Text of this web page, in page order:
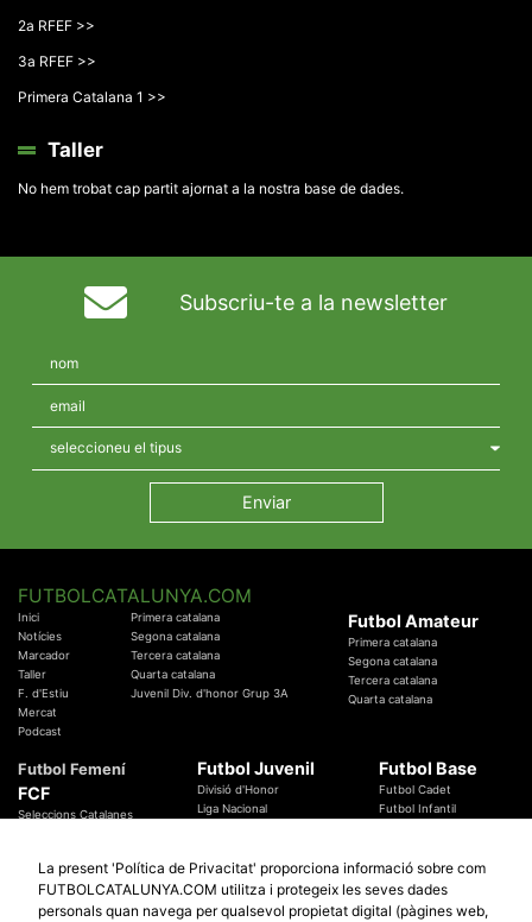
2a RFEF >>
3a RFEF >>
Primera Catalana 1 >>
Taller
No hem trobat cap partit ajornat a la nostra base de dades.
Subscriu-te a la newsletter
FUTBOLCATALUNYA.COM
Inici
Notícies
Marcador
Taller
F. d'Estiu
Mercat
Podcast
Primera catalana
Segona catalana
Tercera catalana
Quarta catalana
Juvenil Div. d'honor Grup 3A
Futbol Amateur
Primera catalana
Segona catalana
Tercera catalana
Quarta catalana
Futbol Femení
FCF
Seleccions Catalanes
Temes Federatius
Futbol Juvenil
Divisió d'Honor
Liga Nacional
Futbol Base
Futbol Cadet
Futbol Infantil
Futbol Catalunya Especials
La present 'Política de Privacitat' proporciona informació sobre com
FUTBOLCATALUNYA.COM utilitza i protegeix les seves dades
personals quan navega per qualsevol propietat digital (pàgines web,